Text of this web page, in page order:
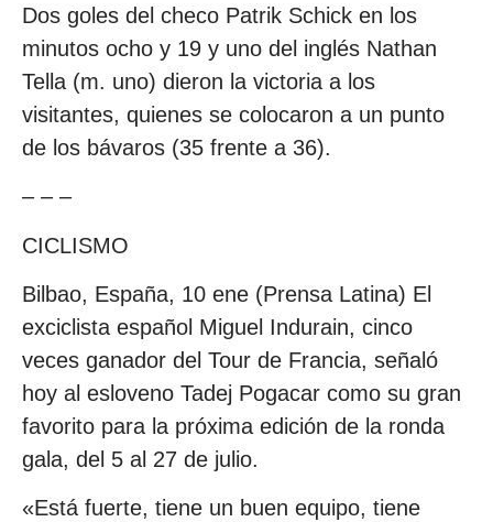
Dos goles del checo Patrik Schick en los
minutos ocho y 19 y uno del inglés Nathan
Tella (m. uno) dieron la victoria a los
visitantes, quienes se colocaron a un punto
de los bávaros (35 frente a 36).
– – –
CICLISMO
Bilbao, España, 10 ene (Prensa Latina) El
exciclista español Miguel Indurain, cinco
veces ganador del Tour de Francia, señaló
hoy al esloveno Tadej Pogacar como su gran
favorito para la próxima edición de la ronda
gala, del 5 al 27 de julio.
«Está fuerte, tiene un buen equipo, tiene